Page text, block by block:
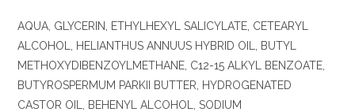
AQUA, GLYCERIN, ETHYLHEXYL SALICYLATE, CETEARYL
ALCOHOL, HELIANTHUS ANNUUS HYBRID OIL, BUTYL
METHOXYDIBENZOYLMETHANE, C12-15 ALKYL BENZOATE,
BUTYROSPERMUM PARKII BUTTER, HYDROGENATED
CASTOR OIL, BEHENYL ALCOHOL, SODIUM